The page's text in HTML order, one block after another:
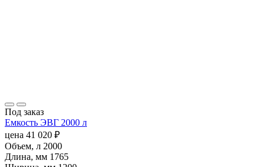
Под заказ
Емкость ЭВГ 2000 л
цена 41 020 ₽
Объем, л 2000
Длина, мм 1765